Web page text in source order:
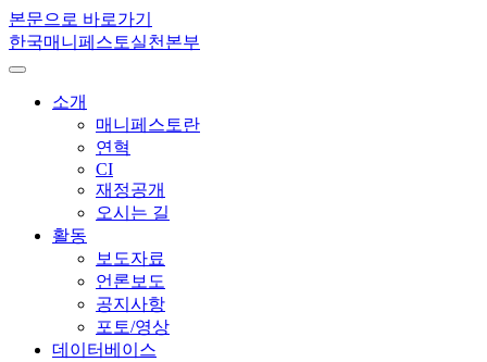
본문으로 바로가기
한국매니페스토실천본부
소개
매니페스토란
연혁
CI
재정공개
오시는 길
활동
보도자료
언론보도
공지사항
포토/영상
데이터베이스